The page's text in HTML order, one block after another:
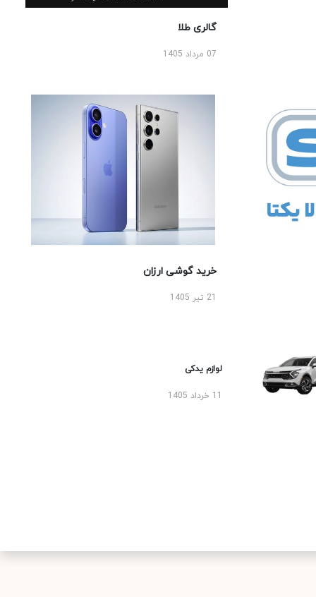
گالری طلا
07 مرداد 1405
خرید گوشی ارزان
لوازم یدکی